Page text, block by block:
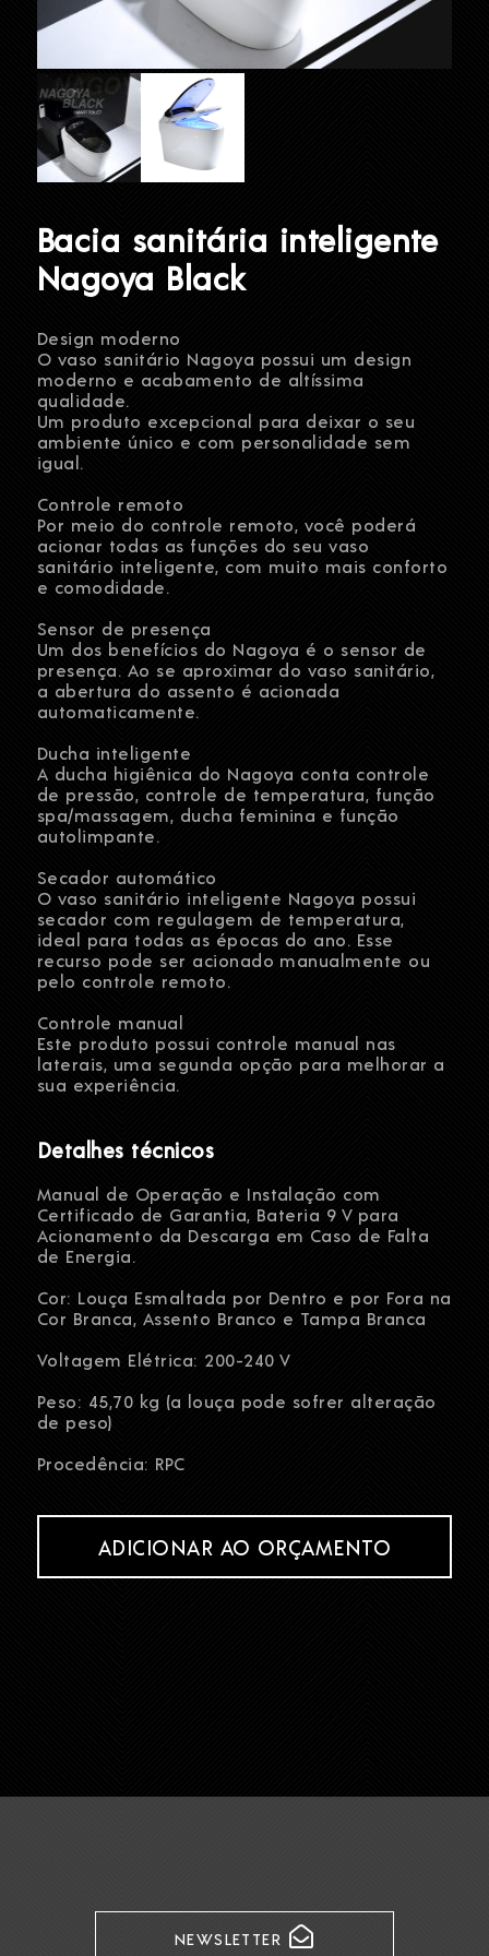
Bacia sanitária inteligente
Nagoya Black
Design moderno
O vaso sanitário Nagoya possui um design
moderno e acabamento de altíssima
qualidade.
Um produto excepcional para deixar o seu
ambiente único e com personalidade sem
igual.
Controle remoto
Por meio do controle remoto, você poderá
acionar todas as funções do seu vaso
sanitário inteligente, com muito mais conforto
e comodidade.
Sensor de presença
Um dos benefícios do Nagoya é o sensor de
presença. Ao se aproximar do vaso sanitário,
a abertura do assento é acionada
automaticamente.
Ducha inteligente
A ducha higiênica do Nagoya conta controle
de pressão, controle de temperatura, função
spa/massagem, ducha feminina e função
autolimpante.
Secador automático
O vaso sanitário inteligente Nagoya possui
secador com regulagem de temperatura,
ideal para todas as épocas do ano. Esse
recurso pode ser acionado manualmente ou
pelo controle remoto.
Controle manual
Este produto possui controle manual nas
laterais, uma segunda opção para melhorar a
sua experiência.
Detalhes técnicos
Manual de Operação e Instalação com
Certificado de Garantia, Bateria 9 V para
Acionamento da Descarga em Caso de Falta
de Energia.
Cor: Louça Esmaltada por Dentro e por Fora na
Cor Branca, Assento Branco e Tampa Branca
Voltagem Elétrica: 200-240 V
Peso: 45,70 kg (a louça pode sofrer alteração
de peso)
Procedência: RPC
ADICIONAR AO ORÇAMENTO
NEWSLETTER